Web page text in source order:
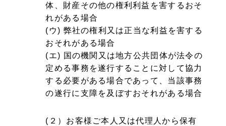
体、財産その他の権利利益を害するおそ
れがある場合
(ウ) 弊社の権利又は正当な利益を害する
おそれがある場合
(エ) 国の機関又は地方公共団体が法令の
定める事務を遂行することに対して協力
する必要がある場合であって、当該事務
の遂行に支障を及ぼすおそれがある場合
(２）お客様ご本人又は代理人から保有